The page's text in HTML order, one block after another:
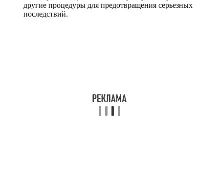
другие процедуры для предотвращения серьезных
последствий.